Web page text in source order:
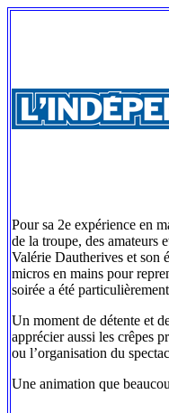
Pour sa 2e expérience en
de la troupe, des amateurs
Valérie Dautherives et son
micros en mains pour
soirée a été
Un moment de détente et
apprécier aussi les crêpes
ou l’organisation du
Une animation que